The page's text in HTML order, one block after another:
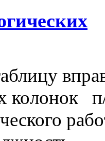
колонок